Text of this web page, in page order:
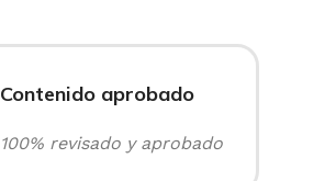
Contenido aprobado
100% revisado y aprobado